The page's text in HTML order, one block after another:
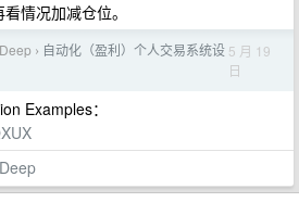
情况加减仓位。
› 自动化（盈利）个人交易系统设 5 月 19
日
Examples：